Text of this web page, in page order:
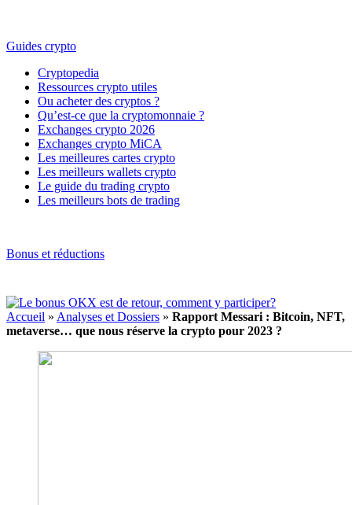
Guides crypto
Cryptopedia
Ressources crypto utiles
Ou acheter des cryptos ?
Qu’est-ce que la cryptomonnaie ?
Exchanges crypto 2026
Exchanges crypto MiCA
Les meilleures cartes crypto
Les meilleurs wallets crypto
Le guide du trading crypto
Les meilleurs bots de trading
Bonus et réductions
Accueil » Analyses et Dossiers » Rapport Messari : Bitcoin, NFT,
metaverse… que nous réserve la crypto pour 2023 ?